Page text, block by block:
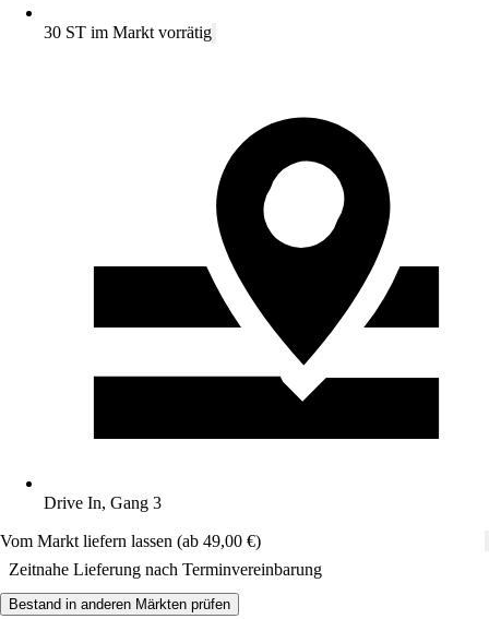
30 ST im Markt vorrätig
Drive In, Gang 3
Vom Markt liefern lassen (ab 49,00 €)
Zeitnahe Lieferung nach Terminvereinbarung
Bestand in anderen Märkten prüfen